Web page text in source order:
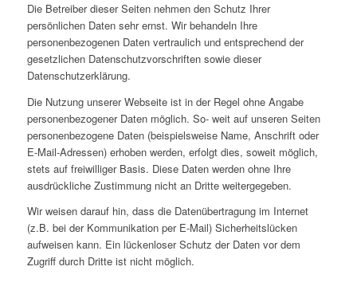
Die Betreiber dieser Seiten nehmen den Schutz Ihrer
persönlichen Daten sehr ernst. Wir behandeln Ihre
personenbezogenen Daten vertraulich und entsprechend der
gesetzlichen Datenschutzvorschriften sowie dieser
Datenschutzerklärung.
Die Nutzung unserer Webseite ist in der Regel ohne Angabe
personenbezogener Daten möglich. So- weit auf unseren Seiten
personenbezogene Daten (beispielsweise Name, Anschrift oder
E-Mail-Adressen) erhoben werden, erfolgt dies, soweit möglich,
stets auf freiwilliger Basis. Diese Daten werden ohne Ihre
ausdrückliche Zustimmung nicht an Dritte weitergegeben.
Wir weisen darauf hin, dass die Datenübertragung im Internet
(z.B. bei der Kommunikation per E-Mail) Sicherheitslücken
aufweisen kann. Ein lückenloser Schutz der Daten vor dem
Zugriff durch Dritte ist nicht möglich.